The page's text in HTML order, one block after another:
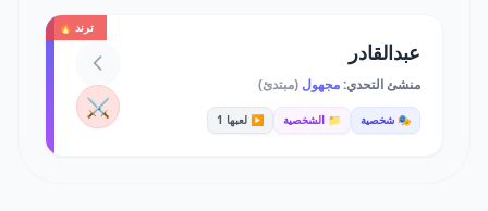
ترند 🔥
عبدالقادر
منشئ التحدي:مجهول (مبتدئ)
🎭 شخصية 📁 الشخصية ▶️ لعبها 1 ⚔️